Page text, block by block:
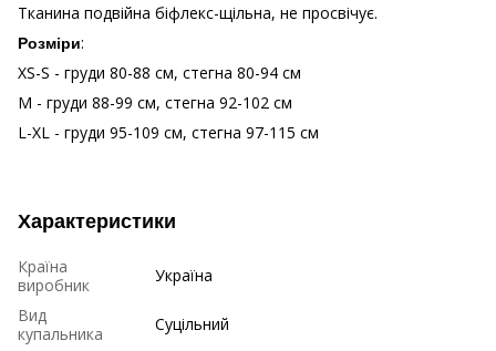
Тканина подвійна біфлекс-щільна, не просвічує.
Розміри:
XS-S - груди 80-88 см, стегна 80-94 см
M - груди 88-99 см, стегна 92-102 см
L-XL - груди 95-109 см, стегна 97-115 см
Характеристики
Країна
виробник
Україна
Вид
купальника
Суцільний